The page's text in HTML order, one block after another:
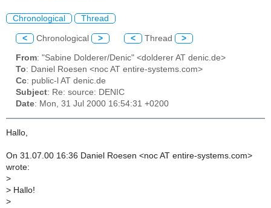
Chronological Thread
< Chronological > < Thread >
From: "Sabine Dolderer/Denic" <dolderer AT denic.de>
To: Daniel Roesen <noc AT entire-systems.com>
Cc: public-l AT denic.de
Subject: Re: source: DENIC
Date: Mon, 31 Jul 2000 16:54:31 +0200
Hallo,
On 31.07.00 16:36 Daniel Roesen <noc AT entire-systems.com>
wrote:
>
> Hallo!
>